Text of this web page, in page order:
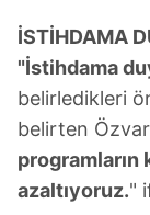
İSTİHDAMA
"İstihdama
belirledikleri
belirten
programların
azaltıyoruz."